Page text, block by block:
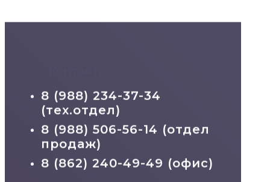
8 (988) 234-37-34
(тех.отдел)
8 (988) 506-56-14 (отдел
продаж)
8 (862) 240-49-49 (офис)